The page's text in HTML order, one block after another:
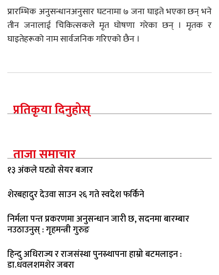
प्रारम्भिक अनुसन्धानअनुसार घटनामा ७ जना घाइते भएका छन् भने
तीन जनालाई चिकित्सकले मृत घोषणा गरेका छन् । मृतक र
घाइतेहरूको नाम सार्वजनिक गरिएको छैन ।
प्रतिकृया दिनुहोस्
ताजा समाचार
१३ अंकले घट्यो सेयर बजार
शेरबहादुर देउवा साउन २६ गते स्वदेश फर्किने
निर्मला पन्त प्रकरणमा अनुसन्धान जारी छ, सदनमा बारम्बार
नउठाउनुस् : गृहमन्त्री गुरुङ
हिन्दु अधिराज्य र राजसंस्था पुनस्र्थापना हाम्रो बटमलाइन :
डा.धवलशमशेर जबरा